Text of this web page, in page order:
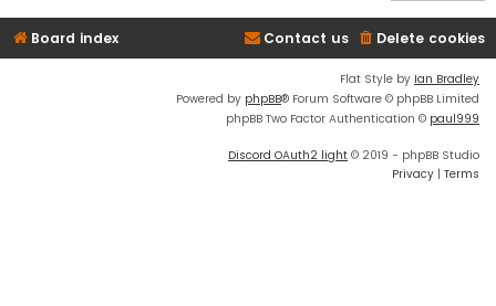
Board index Delete cookies
Contact us
Flat Style by Ian Bradley
Powered by phpBB® Forum Software © phpBB Limited
phpBB Two Factor Authentication © paul999
Discord OAuth2 light © 2019 - phpBB Studio
Privacy | Terms